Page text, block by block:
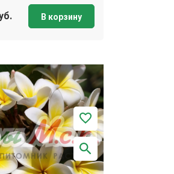
В корзину